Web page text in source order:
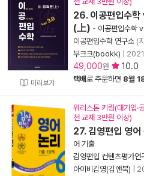
미리보기
26. 이공편입수
(上) - 이공편입수학
이공편입수학 연구소 (
부크크(bookk)
49,000원 10.0
택배로 주문하면 8월
워리스톤 키링(대기업·
천 교재 3만원 이상)
27. 김영편입 영어
어 기출
김영편입 컨텐츠평가연
아이비김영(김앤북)